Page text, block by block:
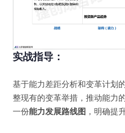
实战指导：
基于能力差距分析和变革计划
整现有的变革举措，推动能力
一份能力发展路线图 ，明确提